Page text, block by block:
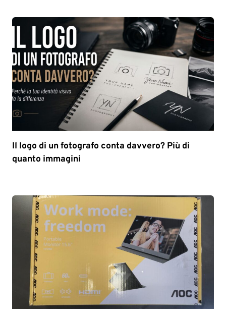
Il logo di un fotografo conta davvero? Più di
quanto immagini